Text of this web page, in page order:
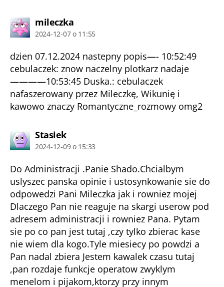
mileczkakomentarz:
2024-12-07 o 11:55
dzien 07.12.2024 nastepny popis—- 10:52:49
cebulaczek: znow naczelny plotkarz nadaje
————10:53:45 Duska.: cebulaczek
nafaszerowany przez Mileczkę, Wikunię i
kawowo znaczy Romantyczne_rozmowy omg2
Stasiekkomentarz:
2024-12-09 o 15:33
Do Administracji .Panie Shado.Chcialbym
uslyszec panska opinie i ustosynkowanie sie do
odpowedzi Pani Mileczka jak i rowniez mojej
Dlaczego Pan nie reaguje na skargi userow pod
adresem administracji i rowniez Pana. Pytam
sie po co pan jest tutaj ,czy tylko zbierac kase
nie wiem dla kogo.Tyle miesiecy po powdzi a
Pan nadal zbiera Jestem kawalek czasu tutaj
,pan rozdaje funkcje operatow zwyklym
menelom i pijakom,ktorzy przy innym